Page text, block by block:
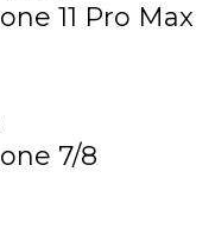
11 Pro Max
7/8